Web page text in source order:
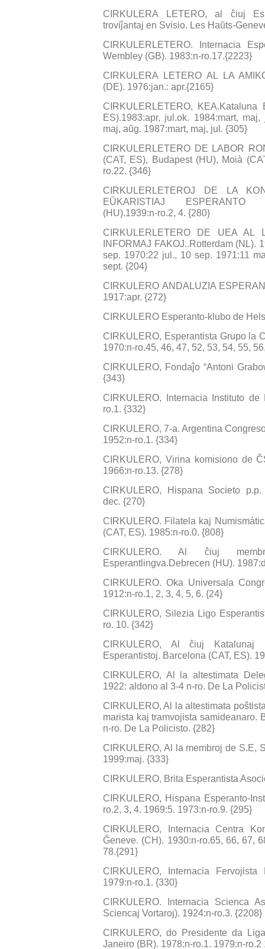
CIRKULERA LETERO, al ĉiuj
troviĵantaj en Svisio. Les Haŭts-
CIRKULERLETERO. Internacia
Wembley (GB). 1983:n-ro.17.{2223}
CIRKULERA LETERO AL LA
(DE). 1976:jan.: apr.{2165}
CIRKULERLETERO, KEA.Kataluna
ES).1983:apr, jul.ok. 1984:mart,
maj, aŭg. 1987:mart, maj, jul. {305}
CIRKULERLETERO DE LABOR
(CAT, ES), Budapest (HU), Moià
ro.22. {346}
CIRKULERLETEROJ DE LA
EŬKARISTIAJ ESPERANTO
(HU).1939:n-ro.2, 4. {280}
CIRKULERLETERO DE UEA AL
INFORMAJ FAKOJ..Rotterdam (NL).
sep. 1970:22 jul., 10 sep. 1971:11
sept. {204}
CIRKULERO ANDALUZIA
1917:apr. {272}
CIRKULERO Esperanto-klubo de
CIRKULERO, Esperantista Grupo la
1970:n-ro.45, 46, 47, 52, 53, 54, 55,
CIRKULERO, Fondaĵo “Antoni
{343}
CIRKULERO, Internacia Instituto
ro.1. {332}
CIRKULERO, 7-a. Argentina
1952:n-ro.1. {334}
CIRKULERO, Virina komisiono de
1966:n-ro.13. {278}
CIRKULERO, Hispana Societo
dec. {270}
CIRKULERO. Filatela kaj
(CAT, ES). 1985:n-ro.0. {808}
CIRKULERO. Al ĉiuj
Esperantlingva.Debrecen (HU).
CIRKULERO. Oka Universala
1912:n-ro.1, 2, 3, 4, 5, 6. {24}
CIRKULERO, Silezia Ligo
ro. 10. {342}
CIRKULERO, Al ĉiuj Katalunaj
Esperantistoj. Barcelona (CAT, ES).
CIRKULERO, Al la altestimata
1922: aldono al 3-4 n-ro. De La
CIRKULERO, Al la altestimata
marista kaj tramvojista samideanaro.
n-ro. De La Policisto. {282}
CIRKULERO, Al la membroj de S.E,
1999:maj. {333}
CIRKULERO, Brita Esperantista
CIRKULERO, Hispana Esperanto-
ro.2, 3, 4. 1969:5. 1973:n-ro.9. {295}
CIRKULERO, Internacia Centra
Ĝeneve. (CH). 1930:n-ro.65, 66, 67,
78.{291}
CIRKULERO, Internacia
1979:n-ro.1. {330}
CIRKULERO. Internacia Scienca
Sciencaj Vortaroj). 1924:n-ro.3. {2208}
CIRKULERO, do Presidente da
Janeiro (BR). 1978:n-ro.1. 1979:n-ro.2